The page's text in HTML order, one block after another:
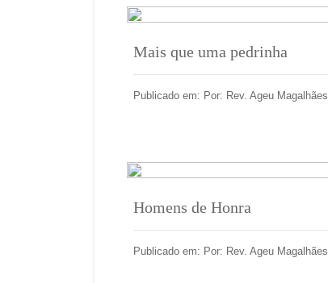
Mais que uma pedrinha
Publicado em: Por: Rev. Ageu Magalhães
Homens de Honra
Publicado em: Por: Rev. Ageu Magalhães